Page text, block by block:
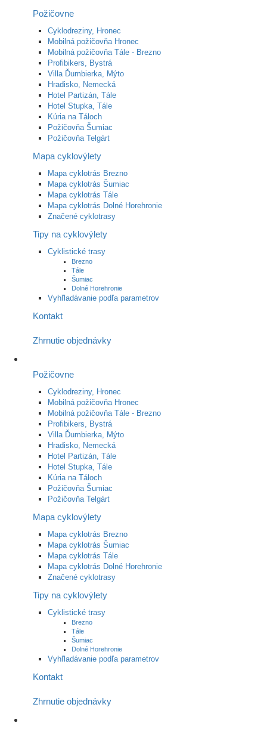
Požičovne
Cyklodreziny, Hronec
Mobilná požičovňa Hronec
Mobilná požičovňa Tále - Brezno
Profibikers, Bystrá
Villa Ďumbierka, Mýto
Hradisko, Nemecká
Hotel Partizán, Tále
Hotel Stupka, Tále
Kúria na Táloch
Požičovňa Šumiac
Požičovňa Telgárt
Mapa cyklovýlety
Mapa cyklotrás Brezno
Mapa cyklotrás Šumiac
Mapa cyklotrás Tále
Mapa cyklotrás Dolné Horehronie
Značené cyklotrasy
Tipy na cyklovýlety
Cyklistické trasy
Brezno
Tále
Šumiac
Dolné Horehronie
Vyhľladávanie podľa parametrov
Kontakt
Zhrnutie objednávky
Požičovne
Cyklodreziny, Hronec
Mobilná požičovňa Hronec
Mobilná požičovňa Tále - Brezno
Profibikers, Bystrá
Villa Ďumbierka, Mýto
Hradisko, Nemecká
Hotel Partizán, Tále
Hotel Stupka, Tále
Kúria na Táloch
Požičovňa Šumiac
Požičovňa Telgárt
Mapa cyklovýlety
Mapa cyklotrás Brezno
Mapa cyklotrás Šumiac
Mapa cyklotrás Tále
Mapa cyklotrás Dolné Horehronie
Značené cyklotrasy
Tipy na cyklovýlety
Cyklistické trasy
Brezno
Tále
Šumiac
Dolné Horehronie
Vyhľladávanie podľa parametrov
Kontakt
Zhrnutie objednávky